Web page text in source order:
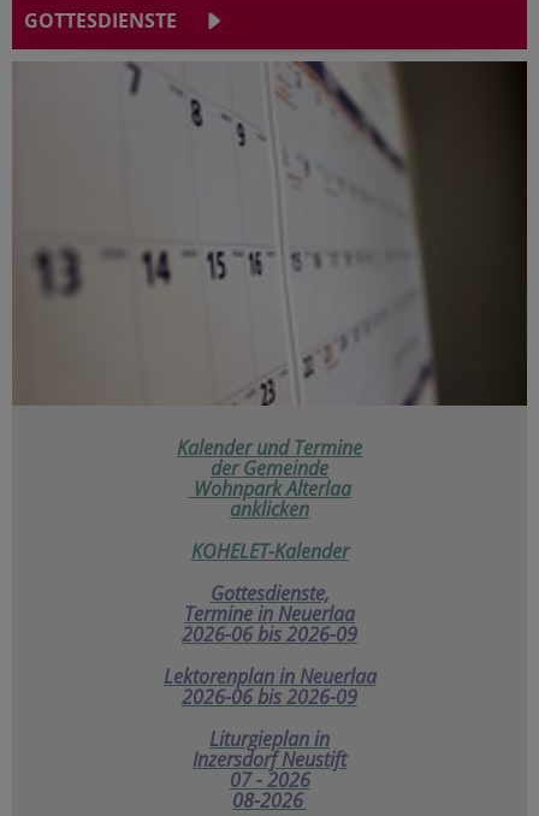
GOTTESDIENSTE
Kalender und Termine
derGemeinde
Wohnpark Alterlaa
anklicken
KOHELET-Kalender
Gottesdienste,
Termine in Neuerlaa
2026-06 bis 2026-09
Lektorenplan in Neuerlaa
2026-06 bis 2026-09
Liturgieplan in
Inzersdorf Neustift
07 - 2026
08-2026